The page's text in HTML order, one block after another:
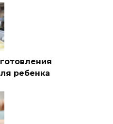
ребенка